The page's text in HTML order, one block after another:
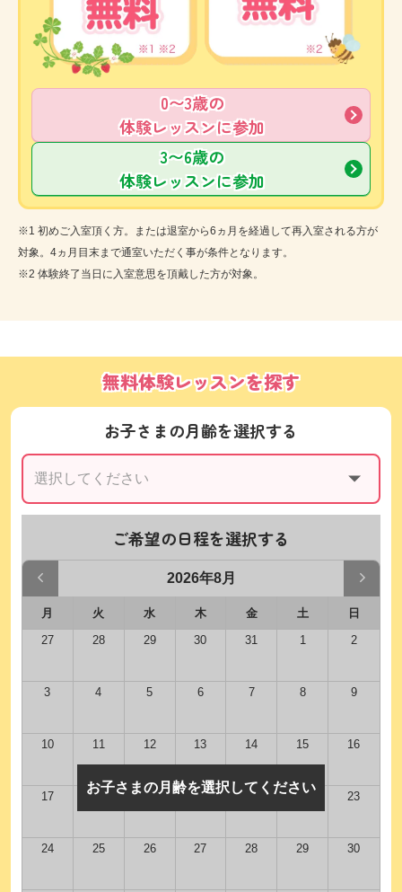
0〜3歳の
体験レッスンに参加
3〜6歳の
体験レッスンに参加
※1 初めご入室頂く方。または退室から6ヵ月を経過して再入室される方が
対象。4ヵ月目末まで通室いただく事が条件となります。
※2 体験終了当日に入室意思を頂戴した方が対象。
無料体験レッスンを探す
お子さまの月齢を選択する
ご希望の日程を選択する
2026年8月
月 火 水 木 金 土
日
27
28 29 30 31 1 2
3 4 5 6 7 8 9
10 11 12 13 14 15 16
17 18 19 20 21 22 23
24 25 26 27 28 29 30
お子さまの月齢を選択してください